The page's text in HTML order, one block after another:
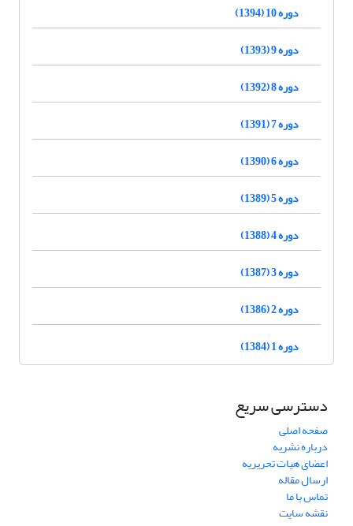
دوره 10 (1394)
دوره 9 (1393)
دوره 8 (1392)
دوره 7 (1391)
دوره 6 (1390)
دوره 5 (1389)
دوره 4 (1388)
دوره 3 (1387)
دوره 2 (1386)
دوره 1 (1384)
دسترسی سریع
صفحه اصلی
درباره نشریه
اعضای هیات تحریریه
ارسال مقاله
تماس با ما
نقشه سایت